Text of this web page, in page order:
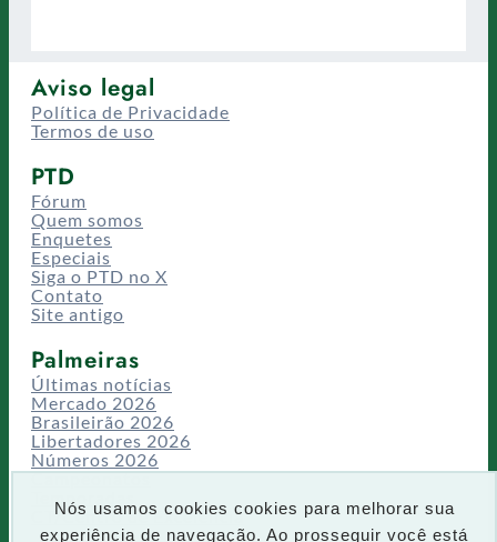
Nós usamos cookies cookies para melhorar sua
experiência de navegação. Ao prosseguir você está
Aviso legal
Política de Privacidade
Termos de uso
PTD
Fórum
Quem somos
Enquetes
Especiais
Siga o PTD no X
Contato
Site antigo
Palmeiras
Últimas notícias
Mercado 2026
Brasileirão 2026
Libertadores 2026
Números 2026
Campeonatos
Temporadas
CT/Centro de Excelência